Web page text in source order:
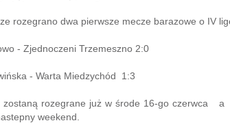
rozegrano dwa pierwsze mecze barazowe o IV
- Zjednoczeni Trzemeszno 2:0
- Warta Miedzychód 1:3
rozegrane już w środe 16-go czerwca a
weekend.